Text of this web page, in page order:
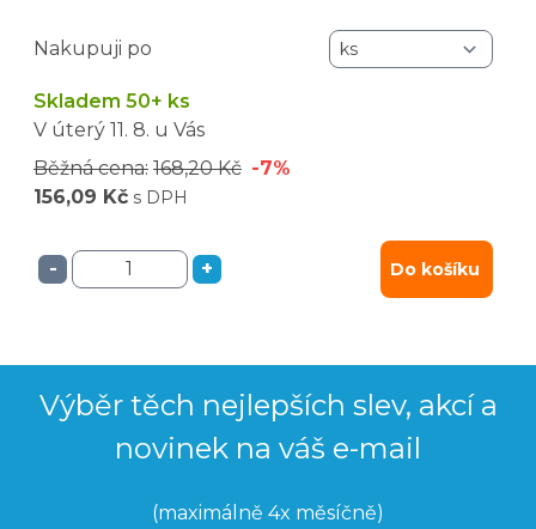
Nakupuji po
Skladem 50+ ks
V úterý 11. 8. u Vás
Běžná cena: 168,20 Kč -7%
156,09 Kč s DPH
- + Do košíku
Výběr těch nejlepších slev, akcí a
novinek na váš e-mail
(maximálně 4x měsíčně)